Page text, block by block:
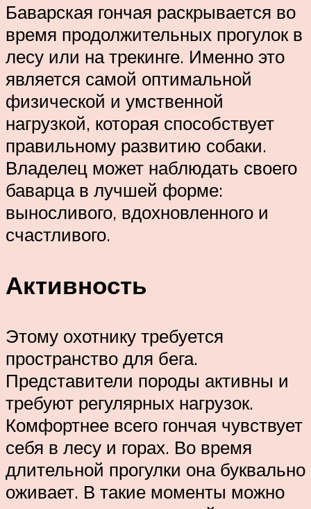
Баварская гончая раскрывается во
время продолжительных прогулок в
лесу или на трекинге. Именно это
является самой оптимальной
физической и умственной
нагрузкой, которая способствует
правильному развитию собаки.
Владелец может наблюдать своего
баварца в лучшей форме:
выносливого, вдохновленного и
счастливого.
Активность
Этому охотнику требуется
пространство для бега.
Представители породы активны и
требуют регулярных нагрузок.
Комфортнее всего гончая чувствует
себя в лесу и горах. Во время
длительной прогулки она буквально
оживает. В такие моменты можно